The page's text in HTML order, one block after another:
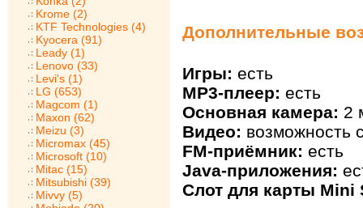
Krome (2)
KTF Technologies (4)
Kyocera (91)
Leady (1)
Lenovo (33)
Levi's (1)
LG (653)
Magcom (1)
Maxon (62)
Meizu (3)
Micromax (45)
Microsoft (10)
Mitac (15)
Mitsubishi (39)
Mivvy (5)
Дополнительные
Игры: есть
MP3-плеер: есть
Основная камера: 2
Видео: возможность
FM-приёмник: есть
Java-приложения:
Слот для карты Mini